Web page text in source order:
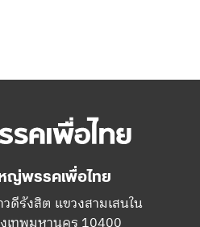
ญ่พรรคเพื่อไทย
ดีรังสิต แขวงสามเสนใน